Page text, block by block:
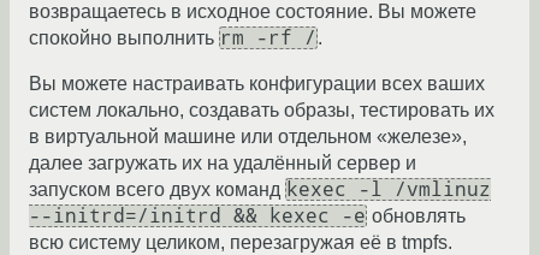
возвращаетесь в исходное состояние. Вы можете
спокойно выполнить rm -rf / .
Вы можете настраивать конфигурации всех ваших
систем локально, создавать образы, тестировать их
в виртуальной машине или отдельном «железе»,
далее загружать их на удалённый сервер и
запуском всего двух команд kexec -l /vmlinuz
--initrd=/initrd && kexec -e обновлять
всю систему целиком, перезагружая её в tmpfs.